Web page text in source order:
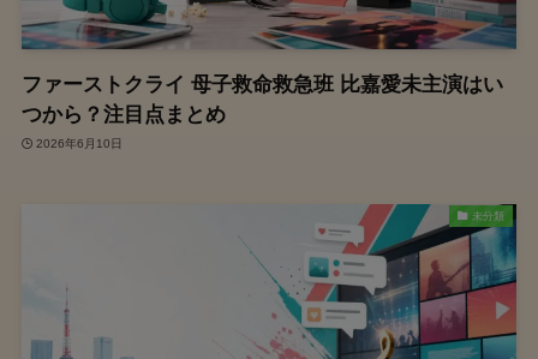
ファーストクライ 母子救命救急班 比嘉愛未主演はい
つから？注目点まとめ
2026年6月10日
未分類